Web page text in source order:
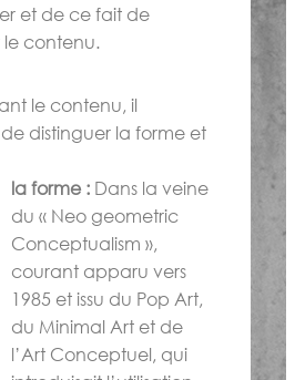
et de ce fait de
le contenu.
le contenu, il
distinguer la forme et
la forme : Dans la veine
du « Neo geometric
Conceptualism »,
courant apparu vers
1985 et issu du Pop Art,
du Minimal Art et de
l’Art Conceptuel, qui